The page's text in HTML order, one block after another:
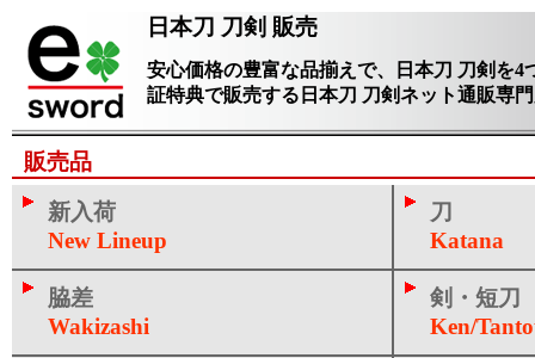
日本刀 刀剣 販売
安心価格の豊富な品揃えで、日本刀 刀剣を4
証特典で販売する日本刀 刀剣ネット通販専
販売品
新入荷
New Lineup
刀
Katana
脇差
Wakizashi
剣・短刀
Ken/